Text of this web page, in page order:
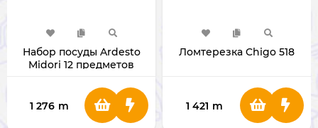
Набор посуды Ardesto
Midori 12 предметов
1 276 m
Ломтерезка Chigo 518
1 421 m